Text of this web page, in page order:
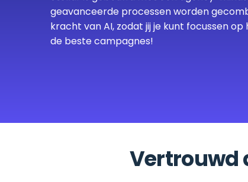
geavanceerde processen worden
kracht van AI, zodat jij je kunt focussen
de beste campagnes!
Vertrouwd